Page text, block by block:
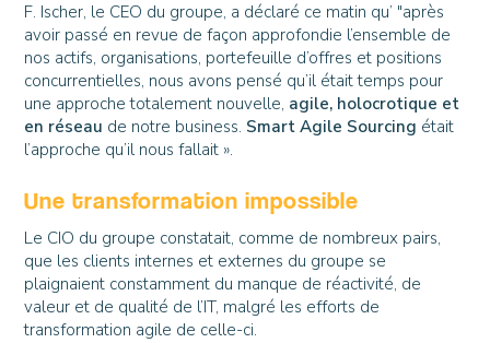
F. Ischer, le CEO du groupe, a déclaré ce matin qu’ "après
avoir passé en revue de façon approfondie l’ensemble de
nos actifs, organisations, portefeuille d’offres et positions
concurrentielles, nous avons pensé qu’il était temps pour
une approche totalement nouvelle, agile, holocrotique et
en réseau de notre business. Smart Agile Sourcing était
l’approche qu’il nous fallait ».
Une transformation impossible
Le CIO du groupe constatait, comme de nombreux pairs,
que les clients internes et externes du groupe se
plaignaient constamment du manque de réactivité, de
valeur et de qualité de l’IT, malgré les efforts de
transformation agile de celle-ci.